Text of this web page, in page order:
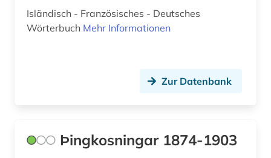
Isländisch - Französisches - Deutsches
Wörterbuch Mehr Informationen
Zur Datenbank
Þingkosningar 1874-1903